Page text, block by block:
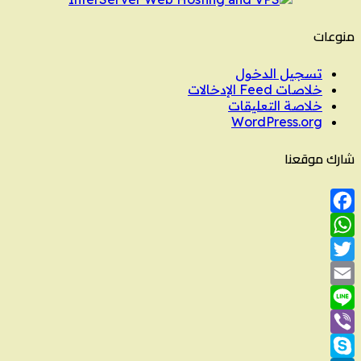
منوعات
تسجيل الدخول
خلاصات Feed الإدخالات
خلاصة التعليقات
WordPress.org
شارك موقعنا
Facebook
WhatsApp
Twitter
Email
Line
Viber